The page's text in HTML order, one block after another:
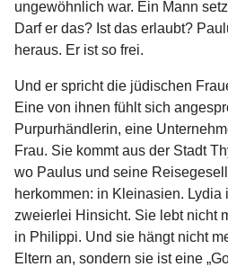
ungewöhnlich war. Ein Mann
Darf er das? Ist das erlaubt?
heraus. Er ist so frei.
Und er spricht die jüdischen
Eine von ihnen fühlt sich
Purpurhändlerin, eine
Frau. Sie kommt aus der Stadt
wo Paulus und seine
herkommen: in Kleinasien.
zweierlei Hinsicht. Sie lebt nicht
in Philippi. Und sie hängt nicht
Eltern an, sondern sie ist eine